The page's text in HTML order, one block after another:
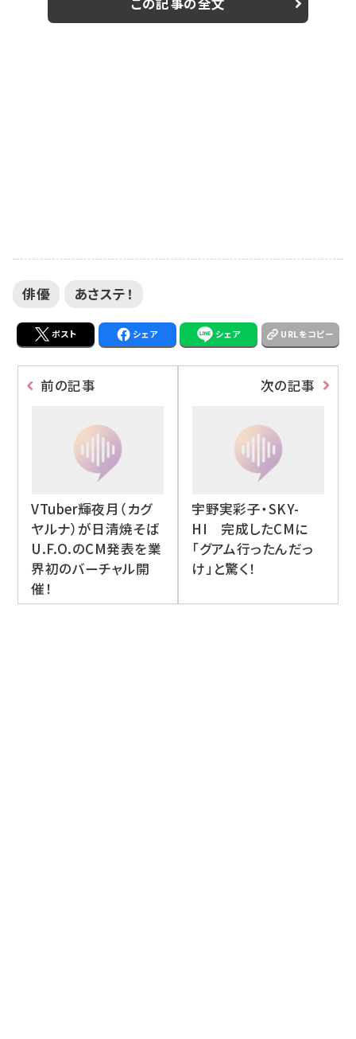
（金曜）、染谷俊之（土曜）といった今を彩る人気若手俳
俳優 あさステ！
ポスト シェア シェア URLをコピー
前の記事
VTuber輝夜月（カグ
ヤルナ）が日清焼そば
U.F.O.のCM発表を業
界初のバーチャル開
催！
次の記事
宇野実彩子・SKY-
HI 完成したCMに
「グアム行ったんだっ
け」と驚く！